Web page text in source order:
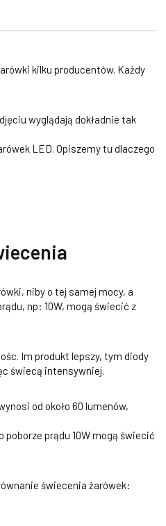
kilku producentów. Każdy
wyglądają dokładnie tak
LED. Opiszemy tu dlaczego
niby o tej samej mocy, a
np: 10W, mogą świecić z
Im produkt lepszy, tym diody
świecą intensywniej.
od około 60 lumenów,
poborze prądu 10W mogą świecić
świecenia żarówek: